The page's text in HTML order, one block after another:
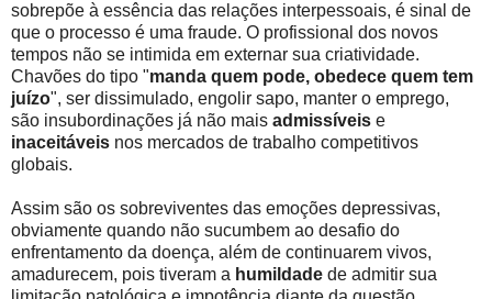
sobrepõe à essência das relações interpessoais, é sinal de
que o processo é uma fraude. O profissional dos novos
tempos não se intimida em externar sua criatividade.
Chavões do tipo "manda quem pode, obedece quem tem
juízo", ser dissimulado, engolir sapo, manter o emprego,
são insubordinações já não mais admissíveis e
inaceitáveis nos mercados de trabalho competitivos
globais.
Assim são os sobreviventes das emoções depressivas,
obviamente quando não sucumbem ao desafio do
enfrentamento da doença, além de continuarem vivos,
amadurecem, pois tiveram a humildade de admitir sua